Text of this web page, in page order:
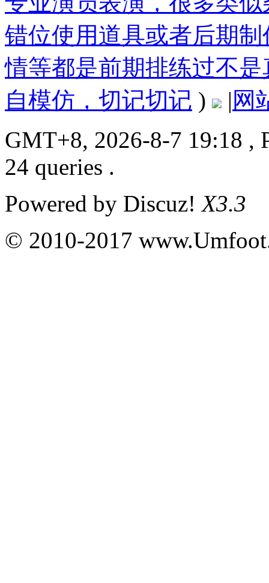
错位使用道具或者后期
情等都是前期排练过不
自模仿，切记切记 ) | 网
GMT+8, 2026-8-7 19:18 ,
24 queries .
Powered by Discuz! X3.3
© 2010-2017